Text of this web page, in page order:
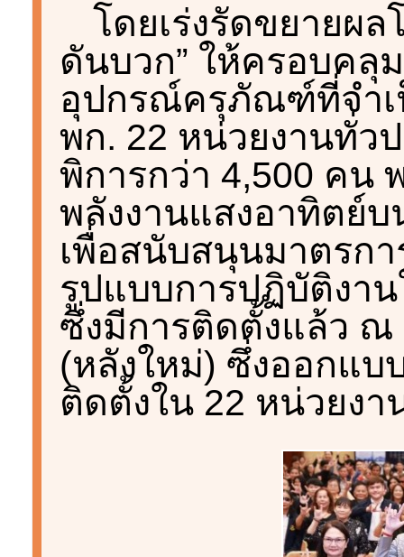
โดยเร่งรัดขยายผ
ดันบวก” ให้ครอบคลุ
อุปกรณ์ครุภัณฑ์ที่จำเ
พก. 22 หน่วยงานทั่ว
พิการกว่า 4,500 คน
พลังงานแสงอาทิตย์บ
เพื่อสนับสนุนมาตรก
รูปแบบการปฏิบัติงา
ซึ่งมีการติดตั้งแล้ว ณ
(หลังใหม่) ซึ่งออกแบ
ติดตั้งใน 22 หน่วยงา